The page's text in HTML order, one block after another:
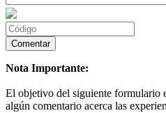
Nota Importante:
El objetivo del siguiente formulario
algún comentario acerca las